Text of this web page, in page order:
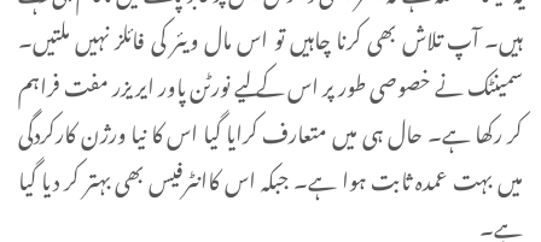
ہیں۔ آپ تلاش بھی کرنا چاہیں تو اس مال ویئر کی فائلز نہیں ملتیں۔
سمینٹک نے خصوصی طور پر اس کے لیے نورٹن پاور ایریزر مفت فراہم
کر رکھا ہے۔ حال ہی میں متعارف کرایا گیا اس کا نیا ورژن کارکردگی
میں بہت عمدہ ثابت ہوا ہے۔ جبکہ اس کاانٹرفیس بھی بہتر کر دیا گیا
ہے۔